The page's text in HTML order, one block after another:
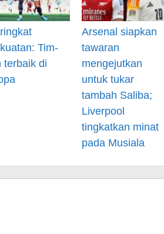
Tim-
terbaik di
Arsenal siapkan
tawaran
mengejutkan
untuk tukar
tambah Saliba;
Liverpool
tingkatkan minat
pada Musiala